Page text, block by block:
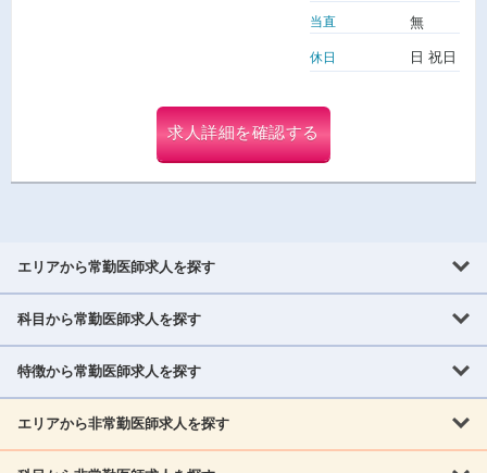
当直 無
休日 日 祝日
求人詳細を確認する
エリアから常勤医師求人を探す
北海道・東北
北海道 青森県 岩手県
科目から常勤医師求人を探す
内科系
消化器科 呼吸器科
特徴から常勤医師求人を探す
救急対応なし 女性医師歓迎
エリアから非常勤医師求人を探す